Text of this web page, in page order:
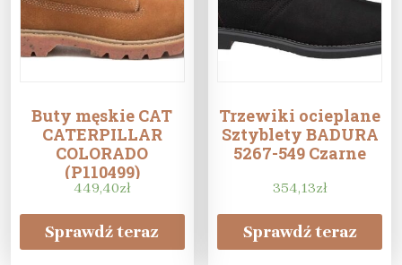
Buty męskie CAT
CATERPILLAR
COLORADO
(P110499)
449,40zł
Sprawdź teraz
Trzewiki ocieplane
Sztyblety BADURA
5267-549 Czarne
354,13zł
Sprawdź teraz